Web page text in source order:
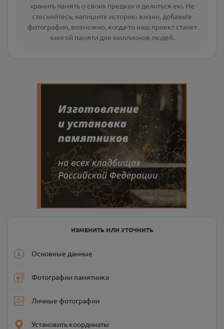
хранить память о своих предках и делиться ею. Не
стесняйтесь, напишите историю жизни, добавьте
фотографии, возможно, когда-то наш проект станет
книгой памяти для миллионов людей.
ИЗМЕНИТЬ ИЛИ УТОЧНИТЬ
Основные данные
Фотографии памятника
Личные фотографии
Установить координаты